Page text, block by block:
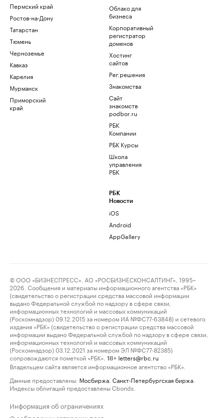
Пермский край
Ростов-на-Дону
Татарстан
Тюмень
Черноземье
Кавказ
Карелия
Мурманск
Приморский
край
Облако для
бизнеса
Корпоративный
регистратор
доменов
Хостинг
сайтов
Рег.решения
Знакомства
Сайт
знакомств
podbor.ru
РБК
Компании
РБК Курсы
Школа
управления
РБК
РБК
Новости
iOS
Android
AppGallery
© ООО «БИЗНЕСПРЕСС», АО «РОСБИЗНЕСКОНСАЛТИНГ», 1995–
2026. Сообщения и материалы информационного агентства «РБК»
(свидетельство о регистрации средства массовой информации
выдано Федеральной службой по надзору в сфере связи,
информационных технологий и массовых коммуникаций
(Роскомнадзор) 09.12.2015 за номером ИА №ФС77-63848) и сетевого
издания «РБК» (свидетельство о регистрации средства массовой
информации выдано Федеральной службой по надзору в сфере связи,
информационных технологий и массовых коммуникаций
(Роскомнадзор) 03.12.2021 за номером ЭЛ №ФС77-82385)
сопровождаются пометкой «РБК».
18+ letters@rbc.ru
Владельцем сайта является информационное агентство «РБК».
Данные предоставлены: Мосбиржа Санкт-Петербургская биржа
Индексы облигаций предоставлены Cbonds.
Информация об ограничениях